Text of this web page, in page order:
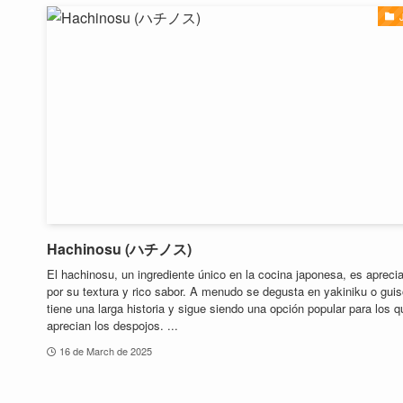
Hachinosu (ハチノス)
El hachinosu, un ingrediente único en la cocina japonesa, es
por su textura y rico sabor. A menudo se degusta en yakiniku o
tiene una larga historia y sigue siendo una opción popular para los
aprecian los despojos. ...
16 de March de 2025